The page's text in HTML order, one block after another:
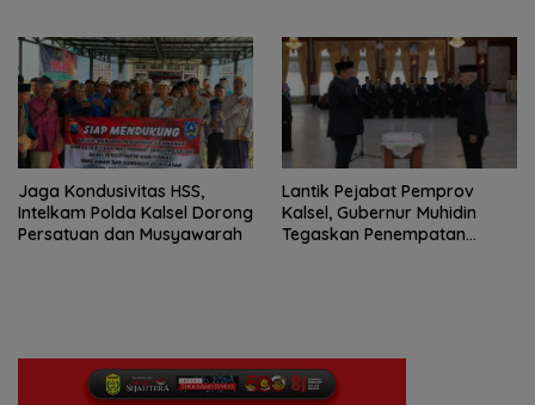
Jaga Kondusivitas HSS,
Intelkam Polda Kalsel Dorong
Persatuan dan Musyawarah
Lantik Pejabat Pemprov
Kalsel, Gubernur Muhidin
Tegaskan Penempatan